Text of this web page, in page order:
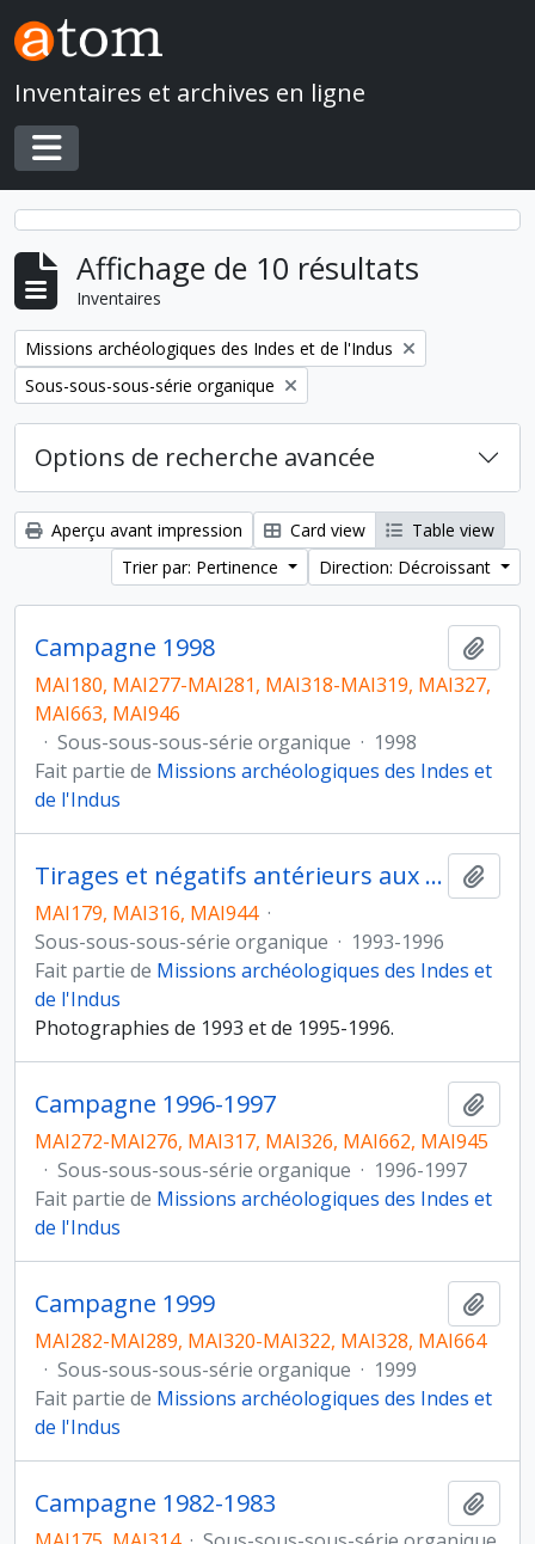
Skip to main content
Inventaires et archives en ligne
Toggle navigation
Affichage de 10 résultats
Inventaires
Remove filter:
Missions archéologiques des Indes et de l'Indus
Remove filter:
Sous-sous-sous-série organique
Options de recherche avancée
Aperçu avant impression Card view
Table view
Trier par: Pertinence
Direction: Décroissant
Campagne 1998
MAI180, MAI277-MAI281, MAI318-MAI319, MAI327,
MAI663, MAI946
· Sous-sous-sous-série organique · 1998
Fait partie de Missions archéologiques des Indes et
de l'Indus
Tirages et négatifs antérieurs aux campagnes 1996 à 2000
MAI179, MAI316, MAI944 ·
Sous-sous-sous-série organique · 1993-1996
Fait partie de Missions archéologiques des Indes et
de l'Indus
Photographies de 1993 et de 1995-1996.
Campagne 1996-1997
MAI272-MAI276, MAI317, MAI326, MAI662, MAI945
· Sous-sous-sous-série organique · 1996-1997
Fait partie de Missions archéologiques des Indes et
de l'Indus
Campagne 1999
MAI282-MAI289, MAI320-MAI322, MAI328, MAI664
· Sous-sous-sous-série organique · 1999
Fait partie de Missions archéologiques des Indes et
de l'Indus
Campagne 1982-1983